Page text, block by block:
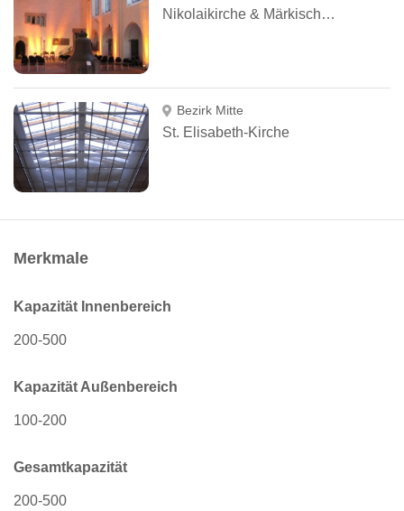
Nikolaikirche & Märkisches Museum
Bezirk Mitte
St. Elisabeth-Kirche
Merkmale
Kapazität Innenbereich
200-500
Kapazität Außenbereich
100-200
Gesamtkapazität
200-500